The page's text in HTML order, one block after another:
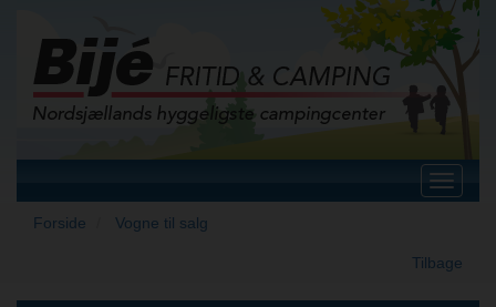
Toggle
Forside
Vogne til salg
Tilbage